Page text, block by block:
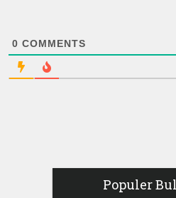
0 COMMENTS
Populer